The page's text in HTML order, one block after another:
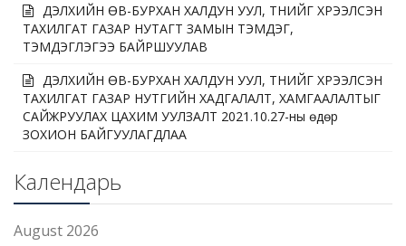
ДЭЛХИЙН ӨВ-БУРХАН ХАЛДУН УУЛ, ТҮҮНИЙГ ХҮРЭЭЛСЭН
ТАХИЛГАТ ГАЗАР НУТАГТ ЗАМЫН ТЭМДЭГ,
ТЭМДЭГЛЭГЭЭ БАЙРШУУЛАВ
ДЭЛХИЙН ӨВ-БУРХАН ХАЛДУН УУЛ, ТҮҮНИЙГ ХҮРЭЭЛСЭН
ТАХИЛГАТ ГАЗАР НУТГИЙН ХАДГАЛАЛТ, ХАМГААЛАЛТЫГ
САЙЖРУУЛАХ ЦАХИМ УУЛЗАЛТ 2021.10.27-ны өдөр
ЗОХИОН БАЙГУУЛАГДЛАА
Календарь
August 2026